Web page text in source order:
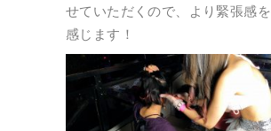
せていただくので、より緊張感を
感じます！